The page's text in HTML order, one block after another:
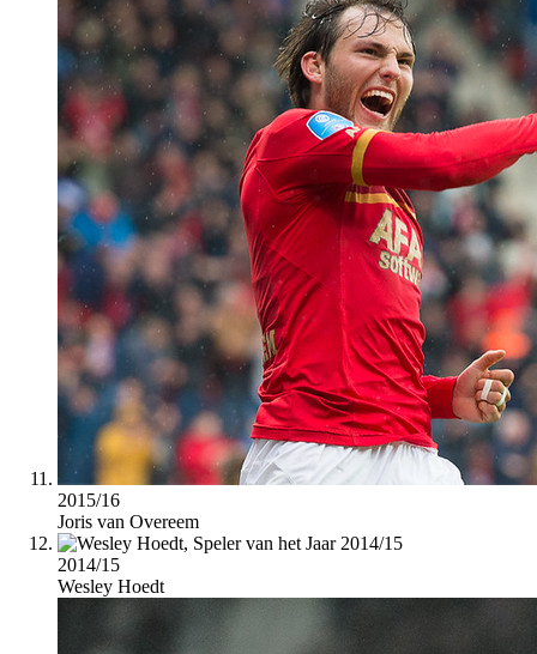
2015/16
Joris van Overeem
2014/15
Wesley Hoedt